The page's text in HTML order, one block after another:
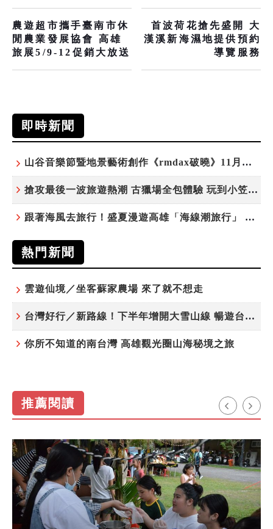
農遊超市攜手臺南市休
閒農業發展協會 高雄
旅展5/9-12促銷大放送
首波荷花搶先盛開 大
漢溪新海濕地提供預約
導覽服務
即時新聞
山谷音樂節暨地景藝術創作《rmdax破曉》11月花蓮銅門登場
搶攻最後一波旅遊熱潮 古獵場全包體驗 玩到小笠原夜遊觀星
跟著海風去旅行！盛夏漫遊高雄「海線潮旅行」 五大主題遊程探索漁村魅力
熱門新聞
雲遊仙境／坐客蘇家農場 來了就不想走
台灣好行／新路線！下半年增開大雪山線 暢遊台中更便利
你所不知道的南台灣 高雄觀光圈山海秘境之旅
推薦閱讀